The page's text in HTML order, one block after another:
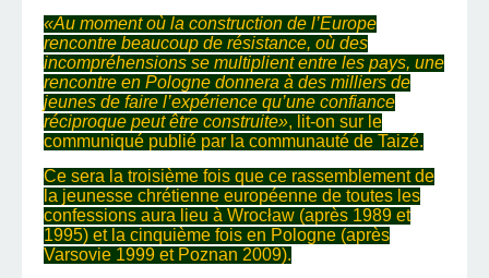
«Au moment où la construction de l’Europe
rencontre beaucoup de résistance, où des
incompréhensions se multiplient entre les pays, une
rencontre en Pologne donnera à des milliers de
jeunes de faire l’expérience qu’une confiance
réciproque peut être construite», lit-on sur le
communiqué publié par la communauté de Taizé.
Ce sera la troisième fois que ce rassemblement de
la jeunesse chrétienne européenne de toutes les
confessions aura lieu à Wrocław (après 1989 et
1995) et la cinquième fois en Pologne (après
Varsovie 1999 et Poznan 2009).